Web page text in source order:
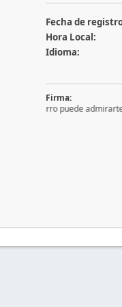
Fecha de
Hora Local:
Idioma:
Firma:
"Solo tu perro puede admirarte